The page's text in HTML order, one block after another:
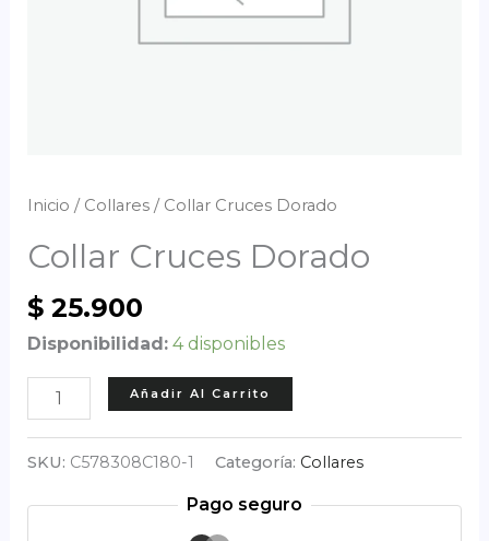
Inicio / Collares/ Collar Cruces Dorado
Collar Cruces Dorado
$25.900
Disponibilidad: 4 disponibles
Collar
Cruces
Dorado
Añadir Al Carrito
SKU: C578308C180-1 Categoría: Collares
Pago seguro